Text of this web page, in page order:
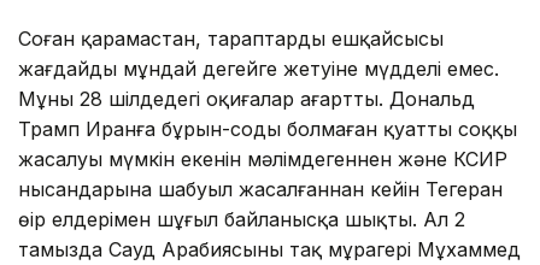
Соған қарамастан, тараптардың ешқайсысы
жағдайдың мұндай деңгейге жетуіне мүдделі емес.
Мұны 28 шілдедегі оқиғалар аңғартты. Дональд
Трамп Иранға бұрын-соңды болмаған қуатты соққы
жасалуы мүмкін екенін мәлімдегеннен және КСИР
нысандарына шабуыл жасалғаннан кейін Тегеран
өңір елдерімен шұғыл байланысқа шықты. Ал 2
тамызда Сауд Арабиясының тақ мұрагері Мұхаммед